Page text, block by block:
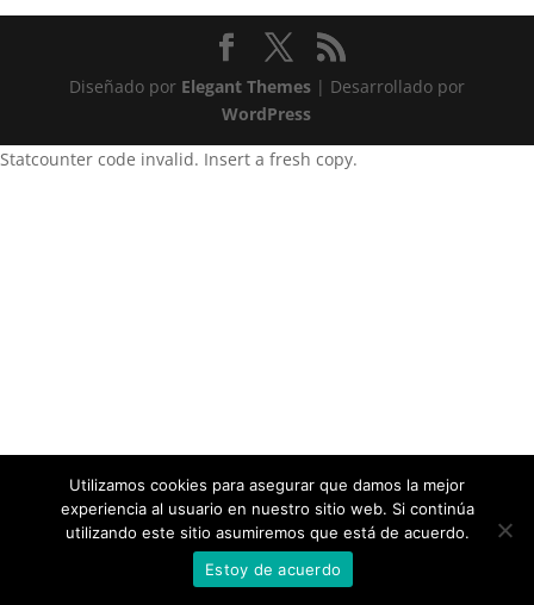
Diseñado por Elegant Themes| Desarrollado por
WordPress
Statcounter code invalid. Insert a fresh copy.
Utilizamos cookies para asegurar que damos la mejor
experiencia al usuario en nuestro sitio web. Si continúa
utilizando este sitio asumiremos que está de acuerdo.
Estoy de acuerdo